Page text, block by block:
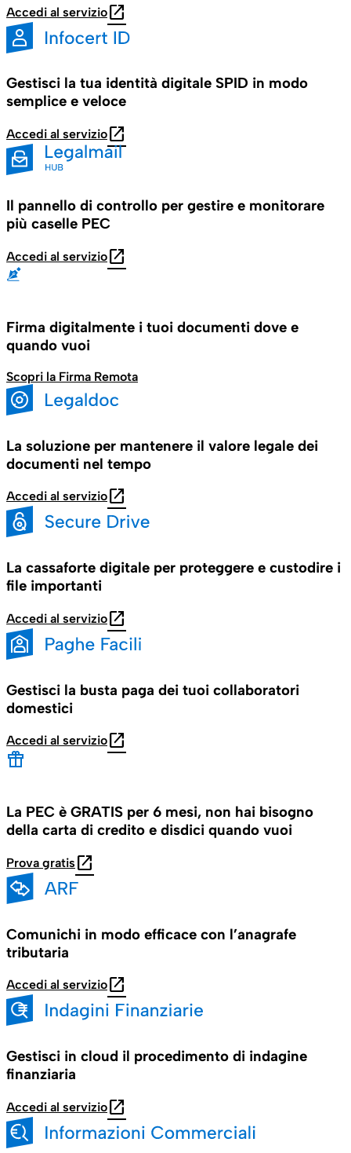
Accedi al servizioopen_in_new
Gestisci la tua identità digitale SPID in modo
semplice e veloce
Accedi al servizioopen_in_new
Il pannello di controllo per gestire e monitorare
più caselle PEC
Accedi al servizioopen_in_new
Firma digitalmente i tuoi documenti dove e
quando vuoi
Scopri la Firma Remota
La soluzione per mantenere il valore legale dei
documenti nel tempo
Accedi al servizioopen_in_new
La cassaforte digitale per proteggere e custodire i
file importanti
Accedi al servizioopen_in_new
Gestisci la busta paga dei tuoi collaboratori
domestici
Accedi al servizioopen_in_new
La PEC è GRATIS per 6 mesi, non hai bisogno
della carta di credito e disdici quando vuoi
Prova gratis open_in_new
Comunichi in modo efficace con l’anagrafe
tributaria
Accedi al servizioopen_in_new
Gestisci in cloud il procedimento di indagine
finanziaria
Accedi al servizioopen_in_new